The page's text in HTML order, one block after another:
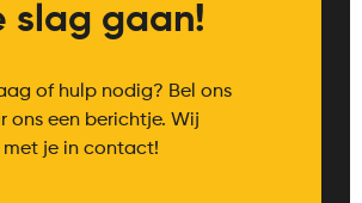
slag gaan!
of hulp nodig? Bel ons
ons een berichtje. Wij
met je in contact!